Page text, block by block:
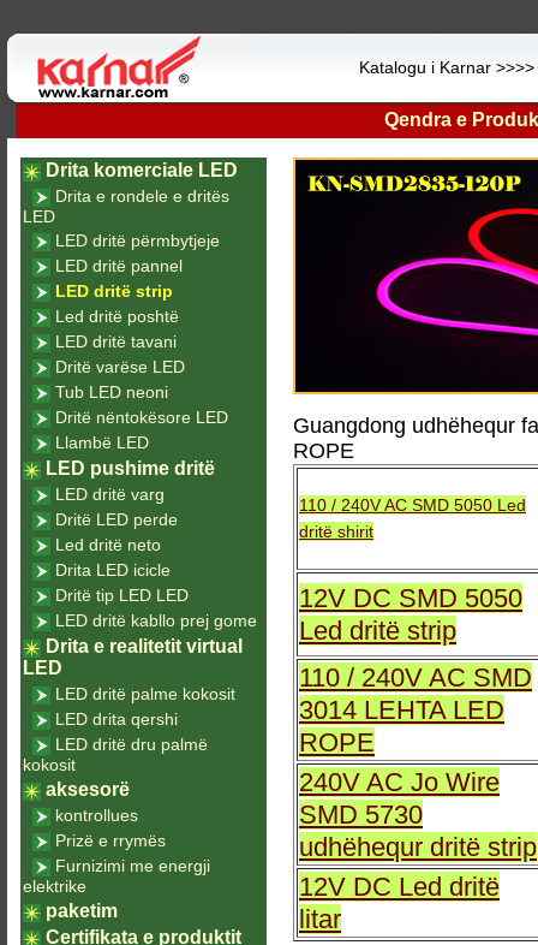
Katalogu i Karnar >>>>
Qendra e
Guangdong udhëhequr
ROPE
110 / 240V AC SMD 5050 Led
dritë shirit
12V DC SMD 5050
Led dritë strip
110 / 240V AC SMD
3014 LEHTA LED
ROPE
240V AC Jo Wire
SMD 5730
udhëhequr dritë strip
12V DC Led dritë
litar
Drita komerciale LED
Drita e rondele e dritës
LED
LED dritë përmbytjeje
LED dritë pannel
LED dritë strip
Led dritë poshtë
LED dritë tavani
Dritë varëse LED
Tub LED neoni
Dritë nëntokësore LED
Llambë LED
LED pushime dritë
LED dritë varg
Dritë LED perde
Led dritë neto
Drita LED icicle
Dritë tip LED LED
LED dritë kabllo prej gome
Drita e realitetit virtual
LED
LED dritë palme kokosit
LED drita qershi
LED dritë dru palmë
kokosit
aksesorë
kontrollues
Prizë e rrymës
Furnizimi me energji
elektrike
paketim
Certifikata e produktit